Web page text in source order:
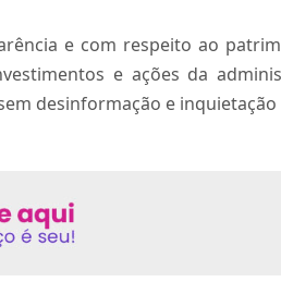
e com respeito ao
e ações da
desinformação e